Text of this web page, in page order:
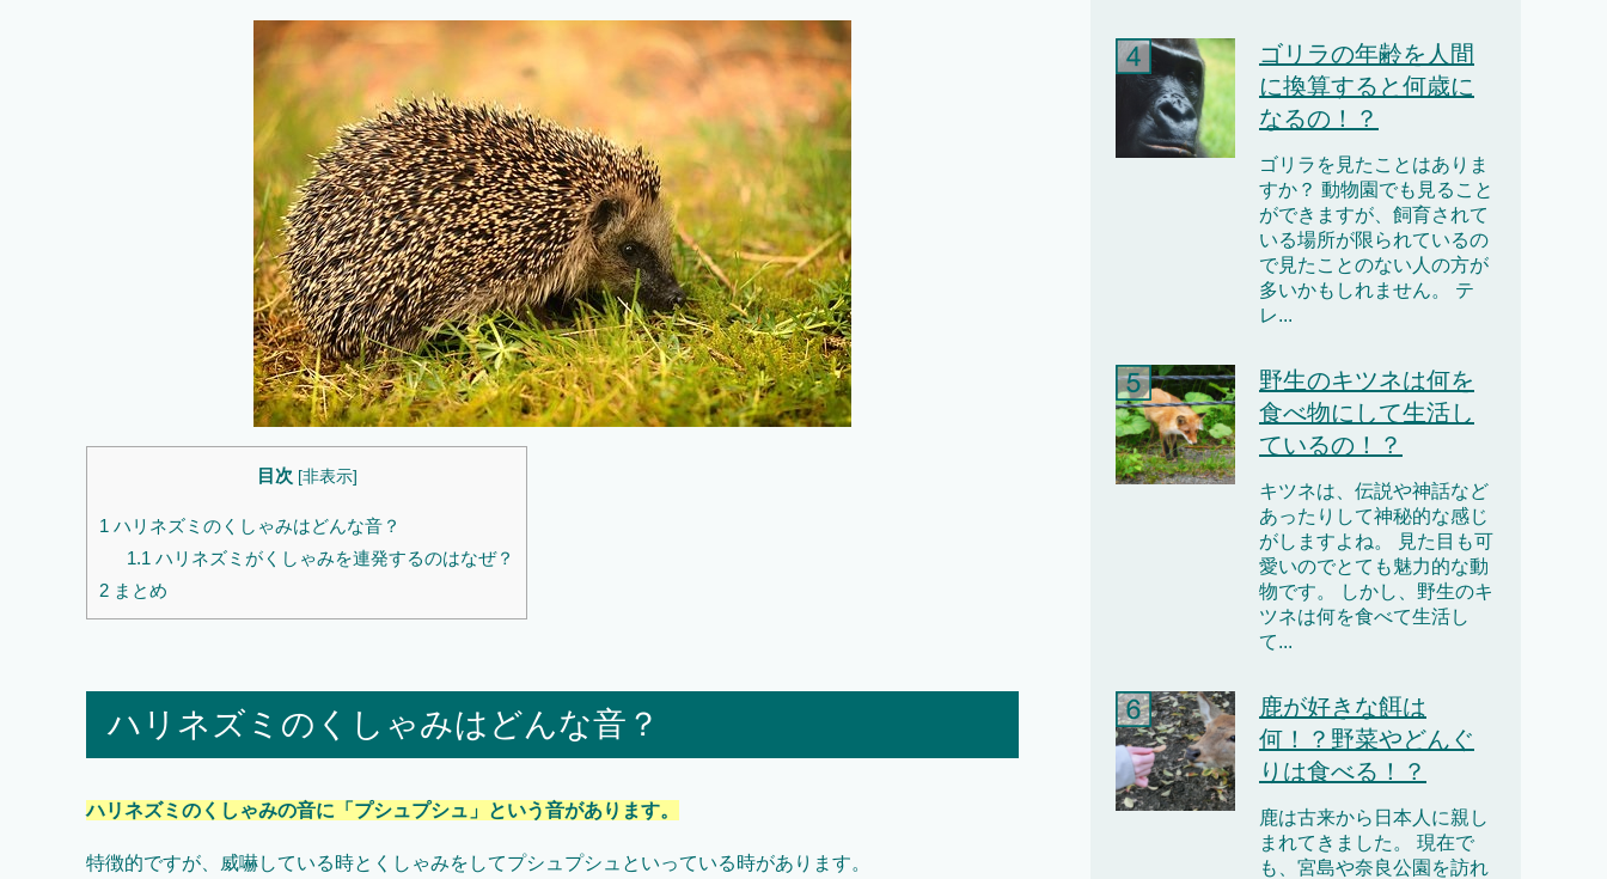
目次 [非表示]
1 ハリネズミのくしゃみはどんな音？
1.1 ハリネズミがくしゃみを連発するのはなぜ？
2 まとめ
ハリネズミのくしゃみはどんな音？
ハリネズミのくしゃみの音に「プシュプシュ」という音があります。
特徴的ですが、威嚇している時とくしゃみをしてプシュプシュといっている時があります。
ゴリラの年齢を人間
に換算すると何歳に
なるの！？
ゴリラを見たことはありま
すか？ 動物園でも見ること
ができますが、飼育されて
いる場所が限られているの
で見たことのない人の方が
多いかもしれません。 テ
レ...
野生のキツネは何を
食べ物にして生活し
ているの！？
キツネは、伝説や神話など
あったりして神秘的な感じ
がしますよね。 見た目も可
愛いのでとても魅力的な動
物です。 しかし、野生のキ
ツネは何を食べて生活し
て...
鹿が好きな餌は
何！？野菜やどんぐ
りは食べる！？
鹿は古来から日本人に親し
まれてきました。 現在で
も、宮島や奈良公園を訪れ